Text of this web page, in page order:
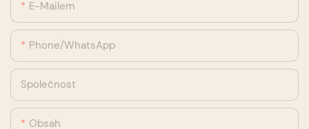
E-Mailem
Phone/whatsApp
Společnost
Obsah